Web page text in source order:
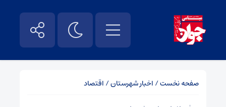
صفحه نخست/ اخبار شهرستان/ اقتصاد